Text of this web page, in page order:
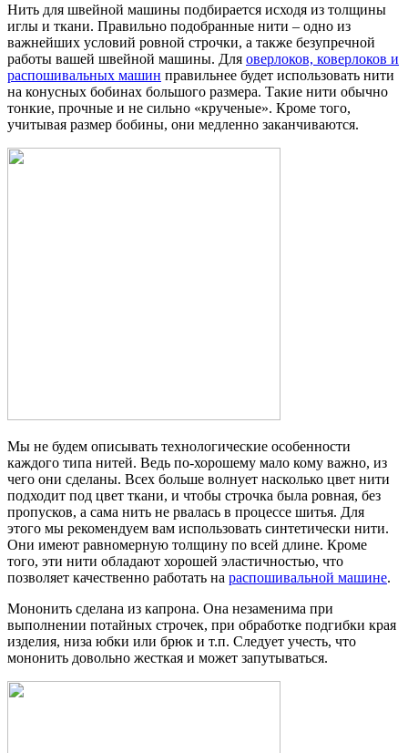
Нить для швейной машины подбирается исходя из толщины
иглы и ткани. Правильно подобранные нити – одно из
важнейших условий ровной строчки, а также безупречной
работы вашей швейной машины. Для оверлоков, коверлоков и
распошивальных машин правильнее будет использовать нити
на конусных бобинах большого размера. Такие нити обычно
тонкие, прочные и не сильно «крученые». Кроме того,
учитывая размер бобины, они медленно заканчиваются.
Мы не будем описывать технологические особенности
каждого типа нитей. Ведь по-хорошему мало кому важно, из
чего они сделаны. Всех больше волнует насколько цвет нити
подходит под цвет ткани, и чтобы строчка была ровная, без
пропусков, а сама нить не рвалась в процессе шитья. Для
этого мы рекомендуем вам использовать синтетически нити.
Они имеют равномерную толщину по всей длине. Кроме
того, эти нити обладают хорошей эластичностью, что
позволяет качественно работать на распошивальной машине.
Мононить сделана из капрона. Она незаменима при
выполнении потайных строчек, при обработке подгибки края
изделия, низа юбки или брюк и т.п. Следует учесть, что
мононить довольно жесткая и может запутываться.